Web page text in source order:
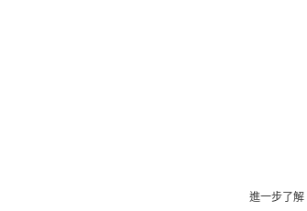
進一步了解